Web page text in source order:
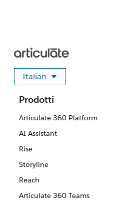
Italian
Seleziona la tua lingua
Prodotti
Articulate 360 Platform
AI Assistant
Rise
Storyline
Reach
Articulate 360 Teams